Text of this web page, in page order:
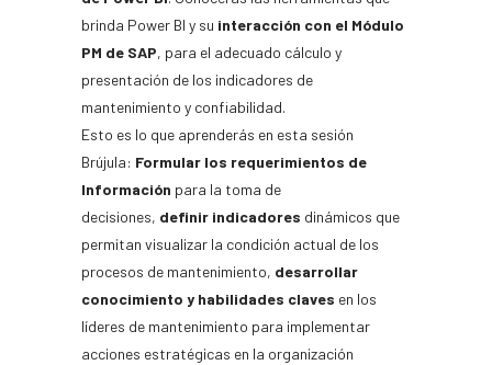
brinda Power BI y su interacción con el Módulo
PM de SAP, para el adecuado cálculo y
presentación de los indicadores de
mantenimiento y confiabilidad.
Esto es lo que aprenderás en esta sesión
Brújula: Formular los requerimientos de
Información para la toma de
decisiones, definir indicadores dinámicos que
permitan visualizar la condición actual de los
procesos de mantenimiento, desarrollar
conocimiento y habilidades claves en los
líderes de mantenimiento para implementar
acciones estratégicas en la organización